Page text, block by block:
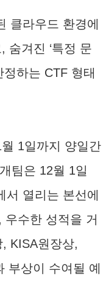
클라우드 환경에
숨겨진 ‘특정 문
하는 CTF 형태
1일까지 양일간
팀은 12월 1일
열리는 본선에
수한 성적을 거
KISA원장상,
부상이 수여될 예